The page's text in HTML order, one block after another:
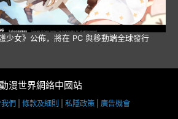
少女》公佈，將在 PC 與移動端全球發行
動漫世界網絡中國站
們 條款及細則 私隱政策 廣告機會